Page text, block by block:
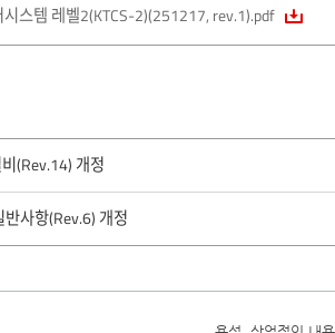
스템 레벨2(KTCS-2)(251217, rev.1).pdf
(Rev.14) 개정
사항(Rev.6) 개정